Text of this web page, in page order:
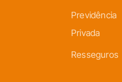
Previdência
Privada
Resseguros